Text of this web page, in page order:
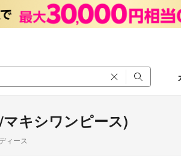
キシワンピース)
ィース